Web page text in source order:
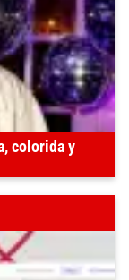
colorida y